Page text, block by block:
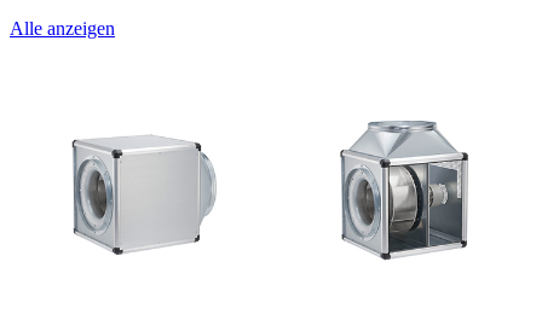
Alle anzeigen